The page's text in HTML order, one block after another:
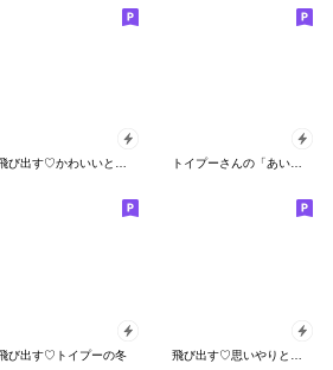
飛び出す♡かわいいといぷー トイプーさんの「あいさつ」スタンプ
び出す♡トイプーの冬